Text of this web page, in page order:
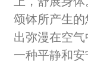
颂钵所产生
出弥漫在空
一种平静和安